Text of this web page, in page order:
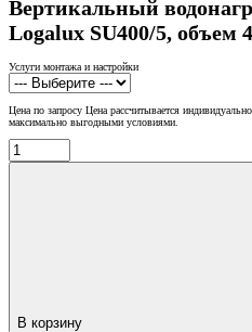
Вертикальный
Logalux SU400/5, объем
Услуги монтажа и настройки
Цена по запросу Цена рассчитывается
максимально выгодными условиями.
В корзину